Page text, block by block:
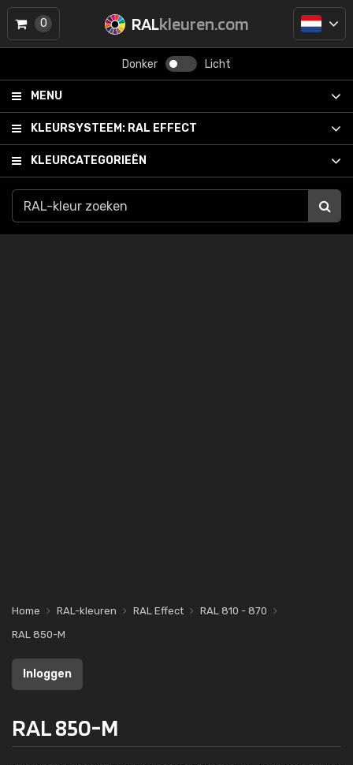
RALkleuren.com
Donker Licht
MENU
KLEURSYSTEEM: RAL EFFECT
KLEURCATEGORIEËN
0
Home RAL-kleuren RAL Effect
RAL 810 - 870
RAL 850-M
Inloggen
RAL 850-M